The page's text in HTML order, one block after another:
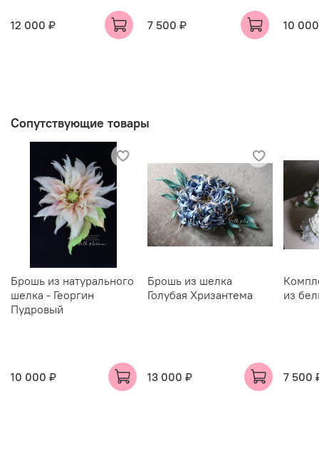
12 000 ₽ 7 500 ₽ 10
Сопутствующие товары
Брошь из натурального
шелка - Георгин
Пудровый
10 000 ₽
Брошь из шелка
Голубая Хризантема
13 000 ₽
из
7 500